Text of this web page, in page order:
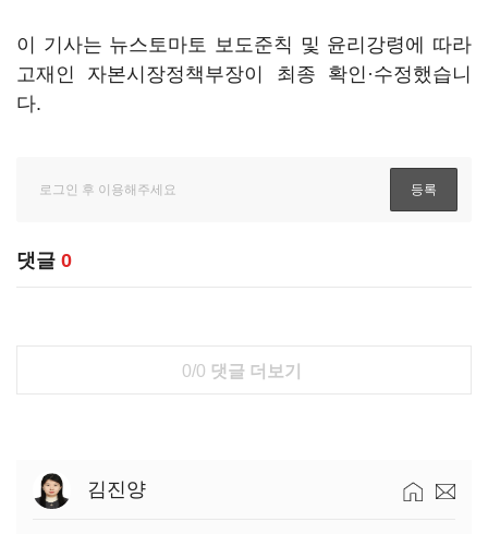
이 기사는 뉴스토마토 보도준칙 및 윤리강령에 따라
고재인 자본시장정책부장이 최종 확인·수정했습니
다.
댓글 0
0/0 댓글 더보기
김진양